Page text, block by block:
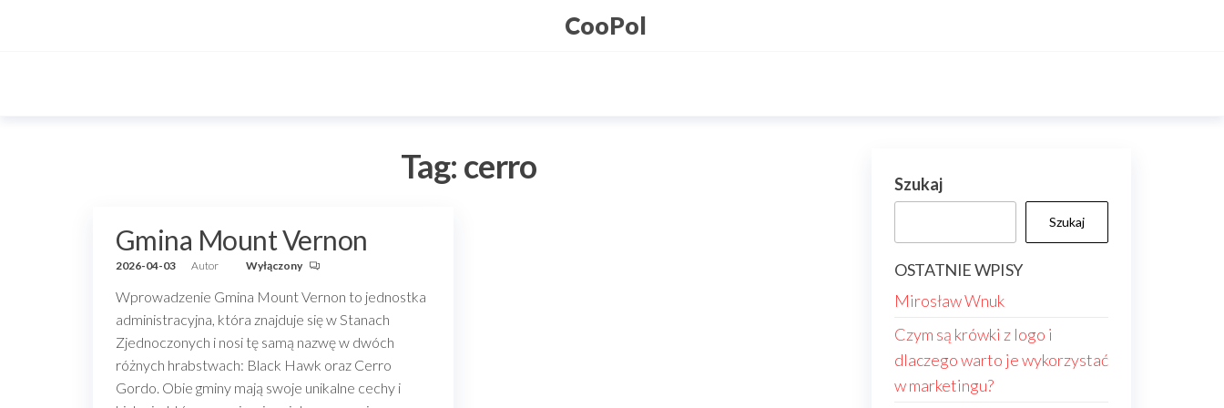
CooPol
Tag: cerro
Gmina Mount Vernon
2026-04-03 Autor Wyłączony
Wprowadzenie Gmina Mount Vernon to jednostka
administracyjna, która znajduje się w Stanach
Zjednoczonych i nosi tę samą nazwę w dwóch
różnych hrabstwach: Black Hawk oraz Cerro
Gordo. Obie gminy mają swoje unikalne cechy i
Szukaj
Szukaj
OSTATNIE WPISY
Mirosław Wnuk
Czym są krówki z logo i
dlaczego warto je wykorzystać
w marketingu?